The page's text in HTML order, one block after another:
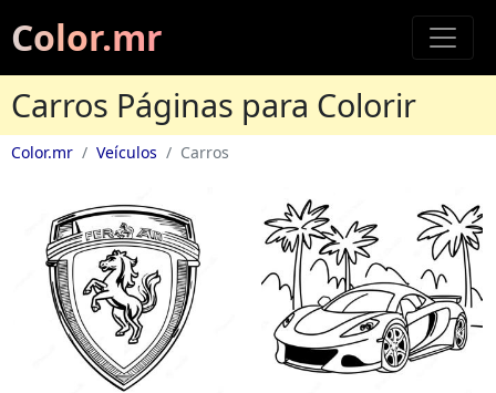
Color.mr
Carros Páginas para Colorir
Color.mr Veículos Carros